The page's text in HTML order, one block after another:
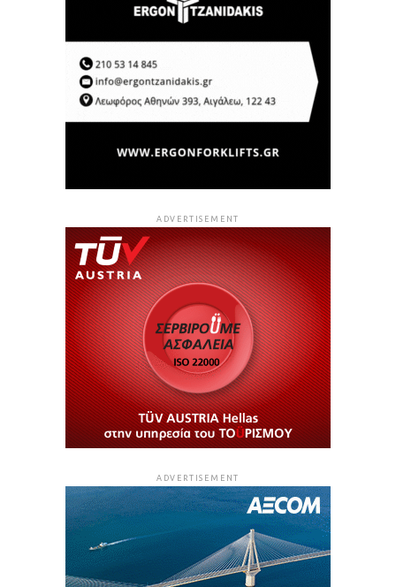
ADVERTISEMENT
ADVERTISEMENT